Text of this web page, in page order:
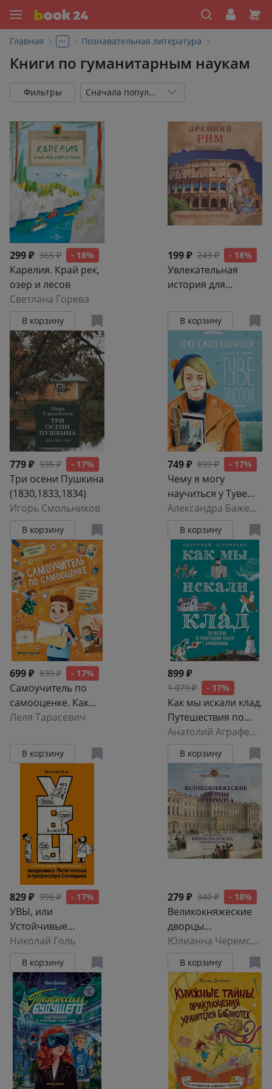
Главная ... Познавательная литература
Книги по гуманитарным наукам
Фильтры Сначала популярные
299 ₽ 365 ₽ - 18%
Карелия. Край рек,
озер и лесов
Светлана Горева
В корзину
199 ₽ 243 ₽ - 18%
Увлекательная
история для
Древний Рим
В корзину
779 ₽ 935 ₽ - 17%
Три осени Пушкина
(1830,1833,1834)
Игорь Смольников
В корзину
749 ₽ 899 ₽ - 17%
Чему я могу
научиться у Туве
Янссон
Александра Баженова-Сорокина
В корзину
699 ₽ 839 ₽ - 17%
Самоучитель по
самооценке. Как
создать
Леля Тарасевич
В корзину
899 ₽
1 079 ₽ - 17%
Как мы искали клад.
Путешествия по
Ленинградской
области с
приключениями:
путеводитель
Анатолий Аграфенин
В корзину
829 ₽ 995 ₽ - 17%
УВЫ, или
Устойчивые
выражения
академика
Пятитомова и
профессора
Синицына
Николай Голь
В корзину
279 ₽ 340 ₽ - 18%
Великокняжеские
дворцы
Петербурга.
Историческая
книга-раскраска
для детей и
взрослых
Юлианна Черемская
В корзину